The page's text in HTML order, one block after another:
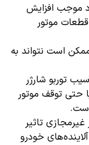
موجب افزایش
موتور
است نتواند به
توربو شارژر
حتی توقف موتور
تاثیر
خودرو